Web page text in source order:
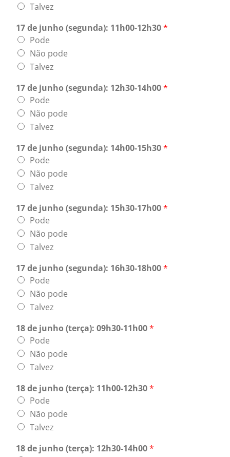
Talvez
17 de junho (segunda): 11h00-12h30*
Pode
Não pode
Talvez
17 de junho (segunda): 12h30-14h00*
Pode
Não pode
Talvez
17 de junho (segunda): 14h00-15h30*
Pode
Não pode
Talvez
17 de junho (segunda): 15h30-17h00*
Pode
Não pode
Talvez
17 de junho (segunda): 16h30-18h00*
Pode
Não pode
Talvez
18 de junho (terça): 09h30-11h00*
Pode
Não pode
Talvez
18 de junho (terça): 11h00-12h30*
Pode
Não pode
Talvez
18 de junho (terça): 12h30-14h00*